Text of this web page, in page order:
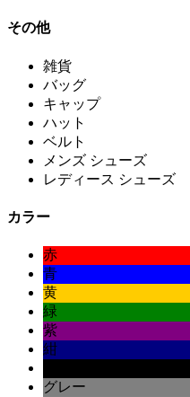
その他
雑貨
バッグ
キャップ
ハット
ベルト
メンズ シューズ
レディース シューズ
カラー
赤
青
黄
緑
紫
紺
グレー